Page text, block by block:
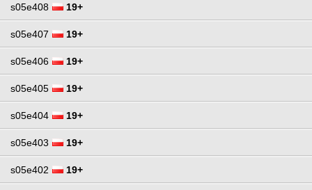
s05e408 19+
s05e407 19+
s05e406 19+
s05e405 19+
s05e404 19+
s05e403 19+
s05e402 19+